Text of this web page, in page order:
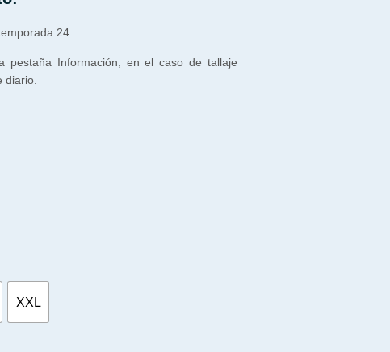
24
pestaña Información, en el caso de tallaje
diario.
XXL